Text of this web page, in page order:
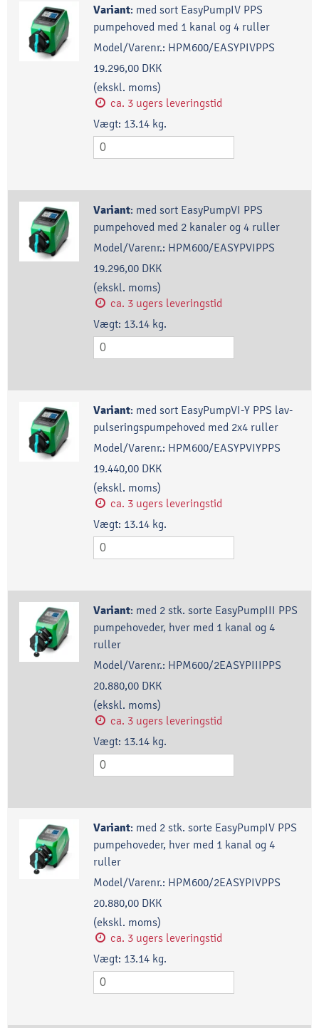
Variant: med sort EasyPumpIV PPS
pumpehoved med 1 kanal og 4 ruller
Model/Varenr.: HPM600/EASYPIVPPS
19.296,00 DKK
(ekskl. moms)
ca. 3 ugers leveringstid
Vægt: 13.14 kg.
Variant: med sort EasyPumpVI PPS
pumpehoved med 2 kanaler og 4 ruller
Model/Varenr.: HPM600/EASYPVIPPS
19.296,00 DKK
(ekskl. moms)
ca. 3 ugers leveringstid
Vægt: 13.14 kg.
Variant: med sort EasyPumpVI-Y PPS lav-
pulseringspumpehoved med 2x4 ruller
Model/Varenr.: HPM600/EASYPVIYPPS
19.440,00 DKK
(ekskl. moms)
ca. 3 ugers leveringstid
Vægt: 13.14 kg.
Variant: med 2 stk. sorte EasyPumpIII PPS
pumpehoveder, hver med 1 kanal og 4
ruller
Model/Varenr.: HPM600/2EASYPIIIPPS
20.880,00 DKK
(ekskl. moms)
ca. 3 ugers leveringstid
Vægt: 13.14 kg.
Variant: med 2 stk. sorte EasyPumpIV PPS
pumpehoveder, hver med 1 kanal og 4
ruller
Model/Varenr.: HPM600/2EASYPIVPPS
20.880,00 DKK
(ekskl. moms)
ca. 3 ugers leveringstid
Vægt: 13.14 kg.